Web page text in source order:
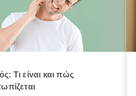
Τι είναι και πώς